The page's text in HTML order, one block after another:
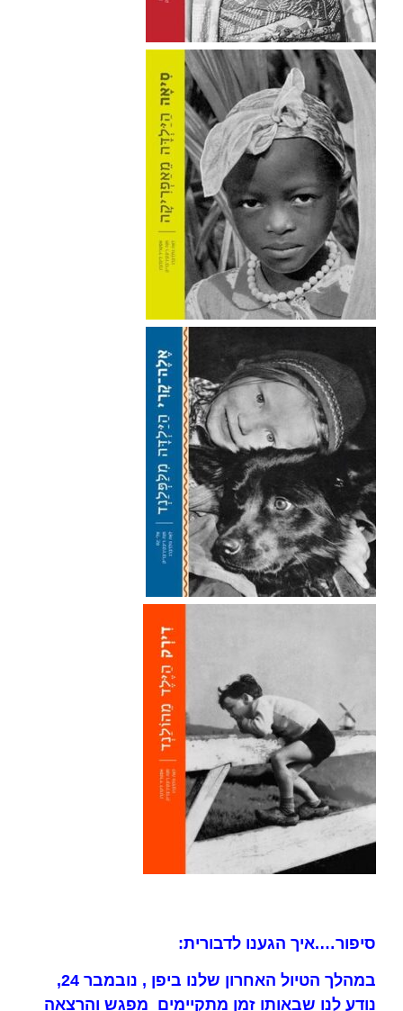
סיפור….איך הגענו לדבורית:
במהלך הטיול האחרון שלנו ביפן , נובמבר 24,
נודע לנו שבאותו זמן מתקיימים מפגש והרצאה